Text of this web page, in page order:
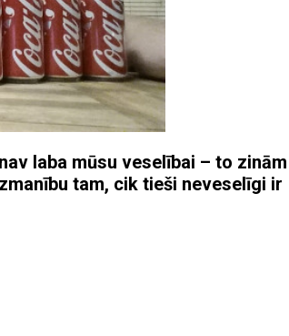
laba mūsu veselībai – to zinām
tam, cik tieši neveselīgi ir